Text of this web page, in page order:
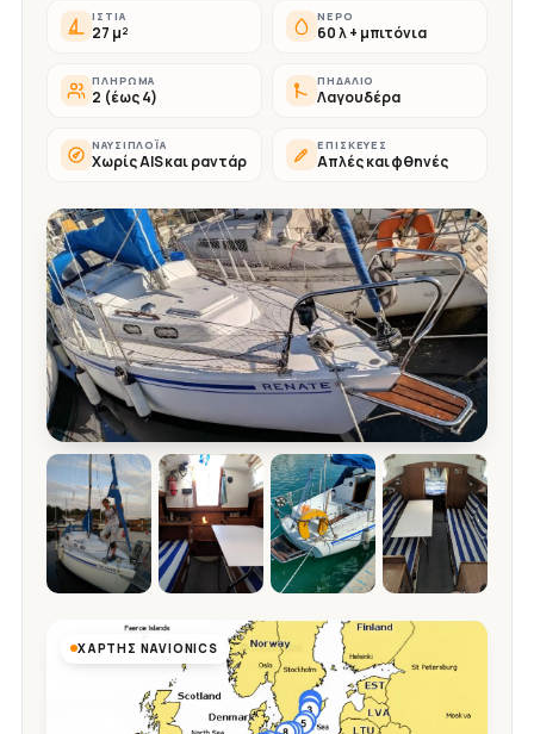
ΙΣΤΊΑ
27 μ²
ΝΕΡΌ
60 λ + μπιτόνια
ΠΛΉΡΩΜΑ
2 (έως 4)
ΠΗΔΆΛΙΟ
Λαγουδέρα
ΝΑΥΣΙΠΛΟΪ́Α
Χωρίς AIS και ραντάρ
ΕΠΙΣΚΕΥΈΣ
Απλές και φθηνές
ΧΆΡΤΗΣ NAVIONICS